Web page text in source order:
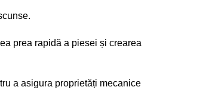
prea rapidă a piesei și crearea
a asigura proprietăți mecanice